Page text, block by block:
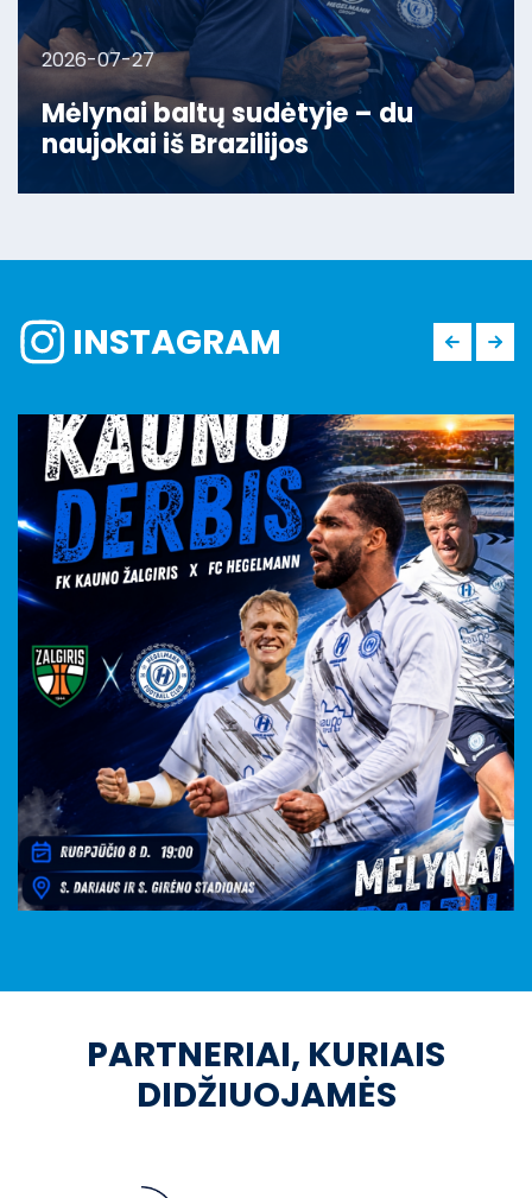
2026-07-27
Mėlynai baltų sudėtyje – du
naujokai iš Brazilijos
INSTAGRAM
PARTNERIAI, KURIAIS
DIDŽIUOJAMĖS